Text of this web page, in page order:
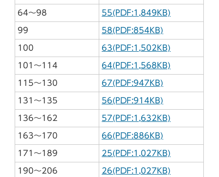
64～98 55(PDF:1,849KB)
99 58(PDF:854KB)
100 63(PDF:1,502KB)
101～114 64(PDF:1,568KB)
115～130 67(PDF:947KB)
131～135 56(PDF:914KB)
136～162 57(PDF:1,632KB)
163～170 66(PDF:886KB)
171～189 25(PDF:1,027KB)
190～206 26(PDF:1,027KB)